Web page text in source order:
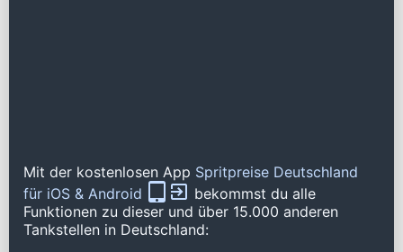
Mit der kostenlosen App Spritpreise Deutschland
für iOS & Android
bekommst du alle
Funktionen zu dieser und über 15.000 anderen
Tankstellen in Deutschland: